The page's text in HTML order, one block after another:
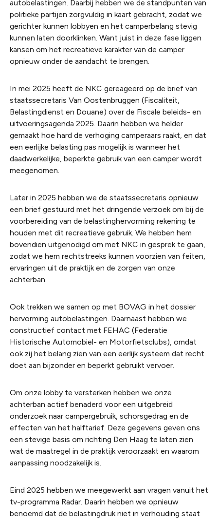
autobelastingen. Daarbij hebben we de standpunten van
politieke partijen zorgvuldig in kaart gebracht, zodat we
gerichter kunnen lobbyen en het camperbelang stevig
kunnen laten doorklinken. Want juist in deze fase liggen
kansen om het recreatieve karakter van de camper
opnieuw onder de aandacht te brengen.
In mei 2025 heeft de NKC gereageerd op de brief van
staatssecretaris Van Oostenbruggen (Fiscaliteit,
Belastingdienst en Douane) over de Fiscale beleids- en
uitvoeringsagenda 2025. Daarin hebben we helder
gemaakt hoe hard de verhoging camperaars raakt, en dat
een eerlijke belasting pas mogelijk is wanneer het
daadwerkelijke, beperkte gebruik van een camper wordt
meegenomen.
Later in 2025 hebben we de staatssecretaris opnieuw
een brief gestuurd met het dringende verzoek om bij de
voorbereiding van de belastinghervorming rekening te
houden met dit recreatieve gebruik. We hebben hem
bovendien uitgenodigd om met NKC in gesprek te gaan,
zodat we hem rechtstreeks kunnen voorzien van feiten,
ervaringen uit de praktijk en de zorgen van onze
achterban.
Ook trekken we samen op met BOVAG in het dossier
hervorming autobelastingen. Daarnaast hebben we
constructief contact met FEHAC (Federatie
Historische Automobiel- en Motorfietsclubs), omdat
ook zij het belang zien van een eerlijk systeem dat recht
doet aan bijzonder en beperkt gebruikt vervoer.
Om onze lobby te versterken hebben we onze
achterban actief benaderd voor een uitgebreid
onderzoek naar campergebruik, schorsgedrag en de
effecten van het halftarief. Deze gegevens geven ons
een stevige basis om richting Den Haag te laten zien
wat de maatregel in de praktijk veroorzaakt en waarom
aanpassing noodzakelijk is.
Eind 2025 hebben we meegewerkt aan vragen vanuit het
tv-programma Radar. Daarin hebben we opnieuw
benoemd dat de belastingdruk niet in verhouding staat